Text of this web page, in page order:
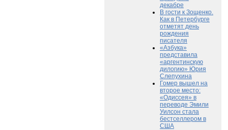
декабре
В гости к Зощенко.
Как в Петербурге
отметят день
рождения
писателя
«Азбука»
представила
«аргентинскую
дилогию» Юрия
Слепухина
Гомер вышел на
второе место:
«Одиссея» в
переводе Эмили
Уилсон стала
бестселлером в
США